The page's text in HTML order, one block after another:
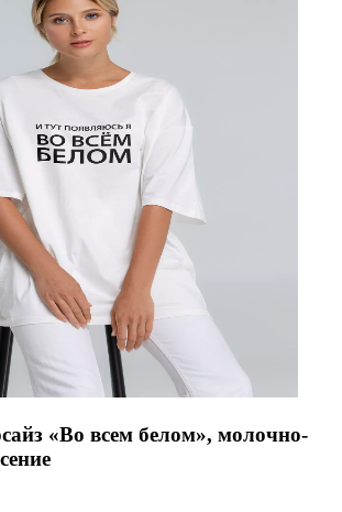
«Во всем белом», молочно-